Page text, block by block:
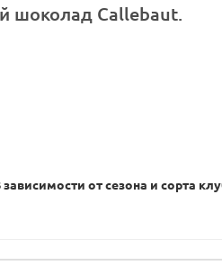
шоколад Callebaut.
от сезона и сорта